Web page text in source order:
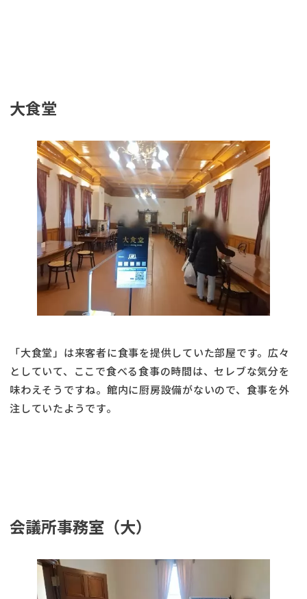
大食堂
「大食堂」は来客者に食事を提供していた部屋です。広々
としていて、ここで食べる食事の時間は、セレブな気分を
味わえそうですね。館内に厨房設備がないので、食事を外
注していたようです。
会議所事務室（大）